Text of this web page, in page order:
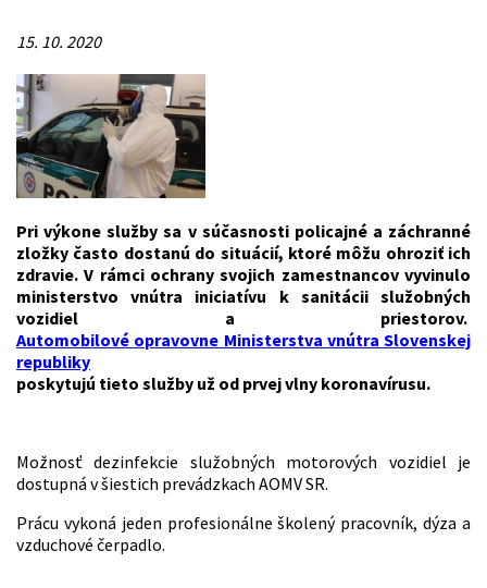
15. 10. 2020
Pri výkone služby sa v súčasnosti policajné a záchranné
zložky často dostanú do situácií, ktoré môžu ohroziť ich
zdravie. V rámci ochrany svojich zamestnancov vyvinulo
ministerstvo vnútra iniciatívu k sanitácii služobných
vozidiel a priestorov.
Automobilové opravovne Ministerstva vnútra Slovenskej
republiky
poskytujú tieto služby už od prvej vlny koronavírusu.
Možnosť dezinfekcie služobných motorových vozidiel je
dostupná v šiestich prevádzkach AOMV SR.
Prácu vykoná jeden profesionálne školený pracovník, dýza a
vzduchové čerpadlo.